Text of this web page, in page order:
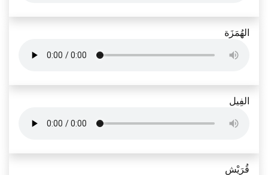
الهُمَزَة
الفِيل
قُرَيْش